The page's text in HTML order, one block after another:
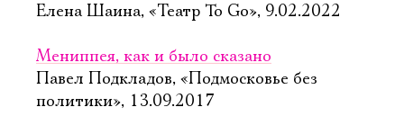
Елена Шаина, «Театр To Go», 9.02.2022
Мениппея, как и было сказано
Павел Подкладов, «Подмосковье без
политики», 13.09.2017